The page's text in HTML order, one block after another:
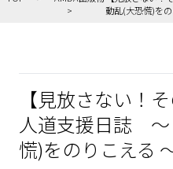
動乱(大恐慌)をの
【見放さない！
人道支援日誌 ～
慌)をのりこえる ～